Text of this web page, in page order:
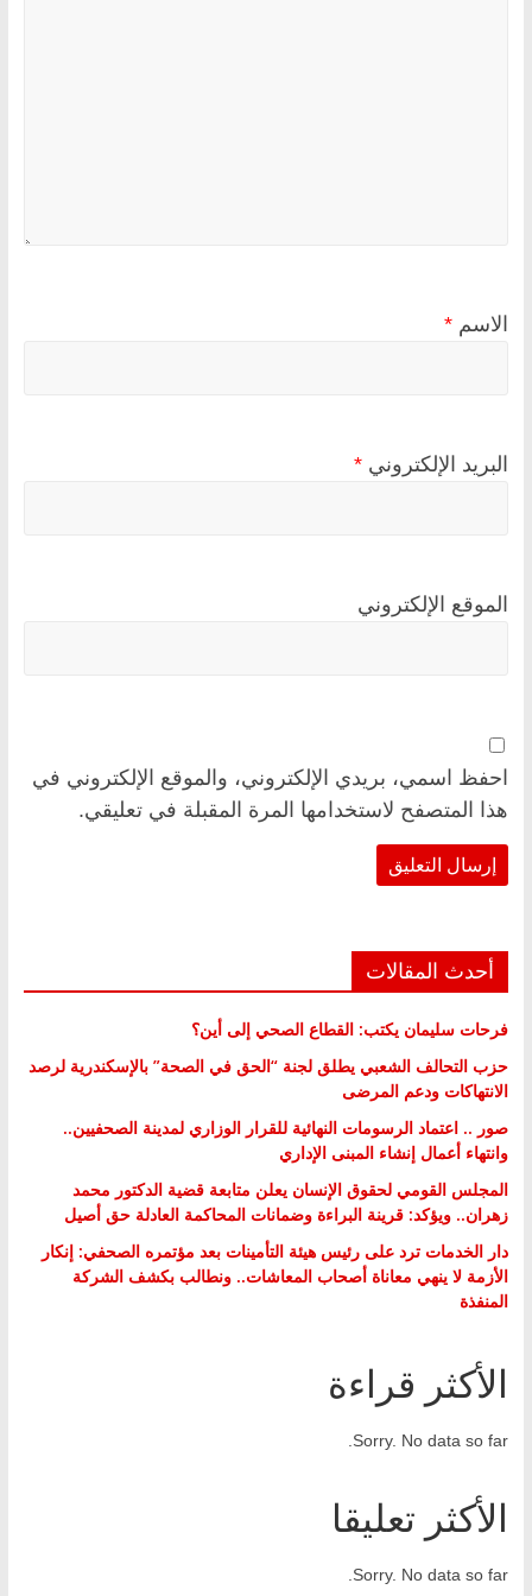
الاسم *
البريد الإلكتروني *
الموقع الإلكتروني
احفظ اسمي، بريدي الإلكتروني، والموقع الإلكتروني في
هذا المتصفح لاستخدامها المرة المقبلة في تعليقي.
أحدث المقالات
فرحات سليمان يكتب: القطاع الصحي إلى أين؟
حزب التحالف الشعبي يطلق لجنة “الحق في الصحة” بالإسكندرية لرصد
الانتهاكات ودعم المرضى
صور .. اعتماد الرسومات النهائية للقرار الوزاري لمدينة الصحفيين..
وانتهاء أعمال إنشاء المبنى الإداري
المجلس القومي لحقوق الإنسان يعلن متابعة قضية الدكتور محمد
زهران.. ويؤكد: قرينة البراءة وضمانات المحاكمة العادلة حق أصيل
دار الخدمات ترد على رئيس هيئة التأمينات بعد مؤتمره الصحفي: إنكار
الأزمة لا ينهي معاناة أصحاب المعاشات.. ونطالب بكشف الشركة
المنفذة
الأكثر قراءة
Sorry. No data so far.
الأكثر تعليقا
Sorry. No data so far.